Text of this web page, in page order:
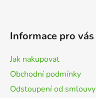
Informace pro vás
Jak nakupovat
Obchodní podmínky
Odstoupení od smlouvy